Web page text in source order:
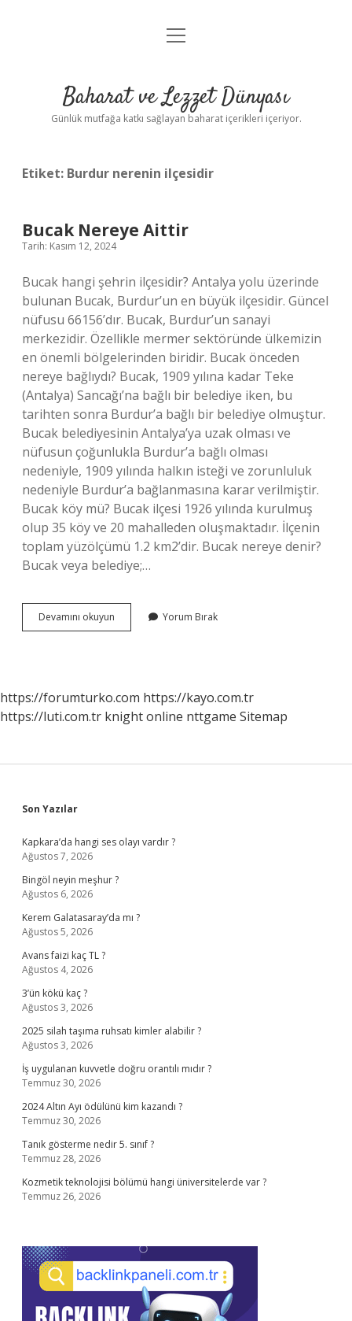
Anasayfa
Yasal Uyarı
menüyü
Baharat ve Lezzet Dünyası
Günlük mutfağa katkı sağlayan baharat içerikleri içeriyor.
Etiket: Burdur nerenin ilçesidir
Bucak Nereye Aittir
Tarih: Kasım 12, 2024
Bucak hangi şehrin ilçesidir? Antalya yolu üzerinde
bulunan Bucak, Burdur’un en büyük ilçesidir. Güncel
nüfusu 66156’dır. Bucak, Burdur’un sanayi
merkezidir. Özellikle mermer sektöründe ülkemizin
en önemli bölgelerinden biridir. Bucak önceden
nereye bağlıydı? Bucak, 1909 yılına kadar Teke
(Antalya) Sancağı’na bağlı bir belediye iken, bu
tarihten sonra Burdur’a bağlı bir belediye olmuştur.
Bucak belediyesinin Antalya’ya uzak olması ve
nüfusun çoğunlukla Burdur’a bağlı olması
nedeniyle, 1909 yılında halkın isteği ve zorunluluk
nedeniyle Burdur’a bağlanmasına karar verilmiştir.
Bucak köy mü? Bucak ilçesi 1926 yılında kurulmuş
olup 35 köy ve 20 mahalleden oluşmaktadır. İlçenin
toplam yüzölçümü 1.2 km2’dir. Bucak nereye denir?
Bucak veya belediye;…
Devamını okuyun
Nereye
Yorum Bırak
https://forumturko.com https://kayo.com.tr
https://luti.com.tr knight online nttgame Sitemap
Sidebar
Son Yazılar
Kapkara’da hangi ses olayı vardır ?
Ağustos 7, 2026
Bingöl neyin meşhur ?
Ağustos 6, 2026
Kerem Galatasaray’da mı ?
Ağustos 5, 2026
Avans faizi kaç TL ?
Ağustos 4, 2026
3’ün kökü kaç ?
Ağustos 3, 2026
2025 silah taşıma ruhsatı kimler alabilir ?
Ağustos 3, 2026
İş uygulanan kuvvetle doğru orantılı mıdır ?
Temmuz 30, 2026
2024 Altın Ayı ödülünü kim kazandı ?
Temmuz 30, 2026
Tanık gösterme nedir 5. sınıf ?
Temmuz 28, 2026
Kozmetik teknolojisi bölümü hangi üniversitelerde var ?
Temmuz 26, 2026